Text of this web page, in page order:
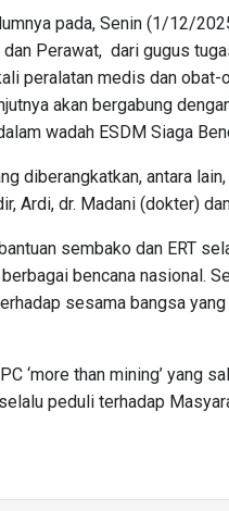
pada, Senin (1/12/
Perawat, dari gugus
peralatan medis dan obat-
akan bergabung
wadah ESDM Siaga
diberangkatkan, antara
Ardi, dr. Madani (dokter)
sembako dan ERT
bencana nasional.
sesama bangsa
‘more than mining’ yang
peduli terhadap